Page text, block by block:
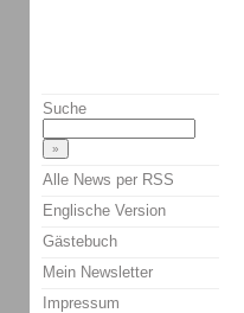
Suche
Alle News per RSS
Englische Version
Gästebuch
Mein Newsletter
Impressum